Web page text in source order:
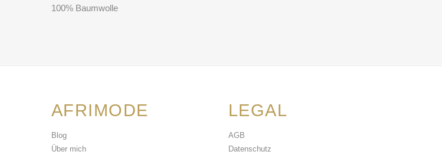
100% Baumwolle
AFRIMODE
Blog
Über mich
LEGAL
AGB
Datenschutz